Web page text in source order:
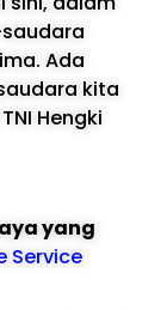
Ada
kita
Hengki
yang
Service